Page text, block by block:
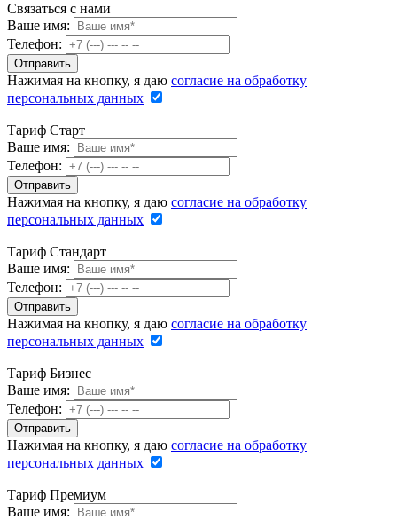
Связаться с нами
Ваше имя:
Телефон:
Нажимая на кнопку, я даю согласие на обработку
персональных данных
Тариф Старт
Ваше имя:
Телефон:
Нажимая на кнопку, я даю согласие на обработку
персональных данных
Тариф Стандарт
Ваше имя:
Телефон:
Нажимая на кнопку, я даю согласие на обработку
персональных данных
Тариф Бизнес
Ваше имя:
Телефон:
Нажимая на кнопку, я даю согласие на обработку
персональных данных
Тариф Премиум
Ваше имя: